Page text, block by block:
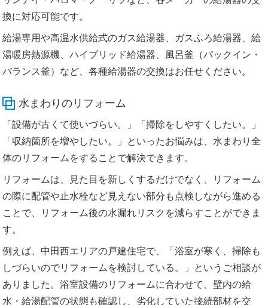
換に対応可能です。
給湯専用や高温水供給式のガス給湯器、ガスふろ給湯器、給
湯暖房熱源機、ハイブリッド給湯器、風呂釜（パックイン・
バランス釜）など、各種給湯器の交換はお任せください。
水まわりのリフォーム
「設備が古くて使いづらい。」「掃除をしやすくしたい。」
「収納箇所を増やしたい。」といったお悩みは、水まわり全
体のリフォームをすることで解決できます。
リフォームは、見た目を新しくするだけでなく、リフォーム
の際に配管や止水栓など見えない部分も点検しながら進める
ことで、リフォーム後の水漏れリスクを減らすことができま
す。
例えば、中田西エリアの戸建住宅で、「浴室が寒く、掃除も
しづらいのでリフォームを検討している。」というご相談が
ありました。浴室設備のリフォームに合わせて、壁内の給
水・給湯配管の状態も確認し、劣化していた接続部材を交